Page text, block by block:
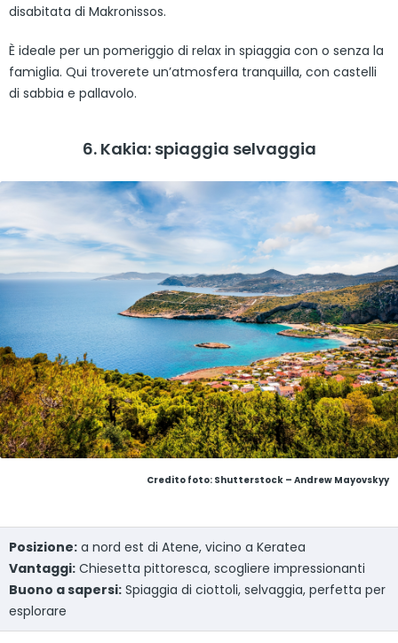
disabitata di Makronissos.
È ideale per un pomeriggio di relax in spiaggia con o senza la
famiglia. Qui troverete un’atmosfera tranquilla, con castelli
di sabbia e pallavolo.
6. Kakia: spiaggia selvaggia
Credito foto: Shutterstock – Andrew Mayovskyy
Posizione: a nord est di Atene, vicino a Keratea
Vantaggi: Chiesetta pittoresca, scogliere impressionanti
Buono a sapersi: Spiaggia di ciottoli, selvaggia, perfetta per
esplorare